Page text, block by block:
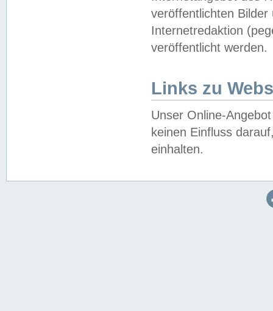
veröffentlichten
Internetredaktion
veröffentlicht werden.
Links zu
Unser Online-
keinen Einfluss
einhalten.